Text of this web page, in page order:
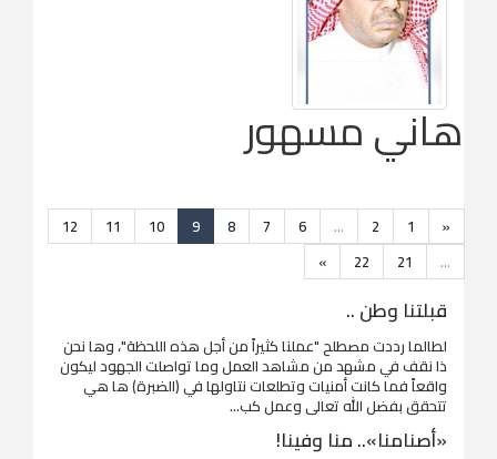
هاني مسهور
«
1
2
...
6
7
8
9
10
11
12
...
21
22
»
قبلتنا وطن ..
لطالما رددت مصطلح "عملنا كثيراً من أجل هذه اللحظة"، وها نحن
ذا نقف في مشهد من مشاهد العمل وما تواصلت الجهود ليكون
واقعاً فما كانت أمنيات وتطلعات نتاولها في (الضبرة) ها هي
تتحقق بفضل الله تعالى وعمل كب...
«أصنامنا».. منا وفينا!